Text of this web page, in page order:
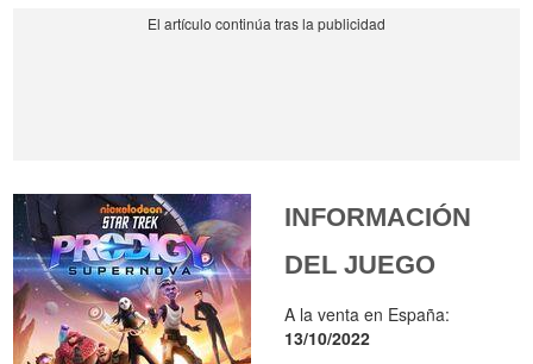
INFORMACIÓN
DEL JUEGO
A la venta en España:
13/10/2022